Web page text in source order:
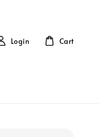
Login Cart